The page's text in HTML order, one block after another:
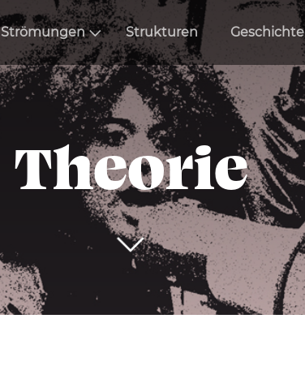
Strömungen Strukturen Geschichte
Theorie